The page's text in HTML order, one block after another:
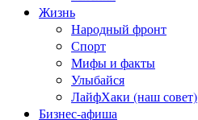
Жизнь
Народный фронт
Спорт
Мифы и факты
Улыбайся
ЛайфХаки (наш совет)
Бизнес-афиша